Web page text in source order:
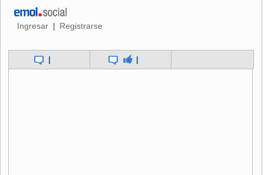
Ingresar Registrarse